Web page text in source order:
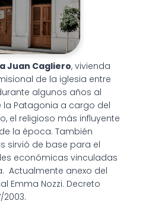
Juan Cagliero, vivienda
de la iglesia entre
algunos años al
Patagonia a cargo del
el religioso más influyente
la época. También
sirvió de base para el
económicas vinculadas
Actualmente anexo del
Emma Nozzi. Decreto
2003.